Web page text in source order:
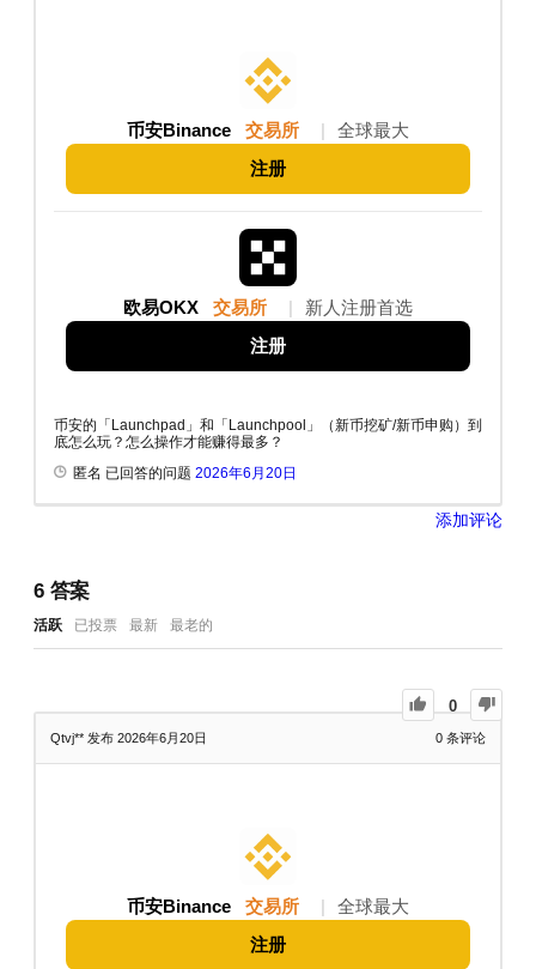
币安Binance 交易所 全球最大
注册
欧易OKX 交易所 新人注册首选
注册
币安的「Launchpad」和「Launchpool」（新币挖矿/新币申购）到
底怎么玩？怎么操作才能赚得最多？
匿名 已回答的问题 2026年6月20日
添加评论
6答案
活跃 已投票 最新 最老的
0
Qtvj** 发布 2026年6月20日 0 条评论
币安Binance 交易所 全球最大
注册